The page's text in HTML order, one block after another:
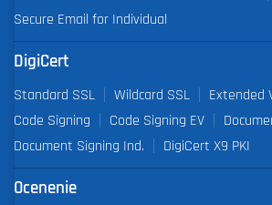
Secure Email for Individual
DigiCert
Standard SSL Wildcard SSL
Extended
Code Signing
Code Signing EV
Document Signing Ind.
DigiCert X9 PKI
Ocenenie